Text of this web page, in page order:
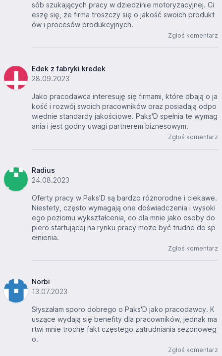
sób szukających pracy w dziedzinie motoryzacyjnej. Ci
eszę się, że firma troszczy się o jakość swoich produkt
ów i procesów produkcyjnych.
Zgłoś komentarz
Edek z fabryki kredek
28.09.2023
Jako pracodawca interesuję się firmami, które dbają o ja
kość i rozwój swoich pracowników oraz posiadają odpo
wiednie standardy jakościowe. Paks'D spełnia te wymag
ania i jest godny uwagi partnerem biznesowym.
Zgłoś komentarz
Radius
24.08.2023
Oferty pracy w Paks'D są bardzo różnorodne i ciekawe.
Niestety, często wymagają one doświadczenia i wysoki
ego poziomu wykształcenia, co dla mnie jako osoby do
piero startującej na rynku pracy może być trudne do sp
ełnienia.
Zgłoś komentarz
Norbi
13.07.2023
Słyszałam sporo dobrego o Paks'D jako pracodawcy. K
uszące wydają się benefity dla pracowników, jednak ma
rtwi mnie trochę fakt częstego zatrudniania sezonoweg
o.
Zgłoś komentarz